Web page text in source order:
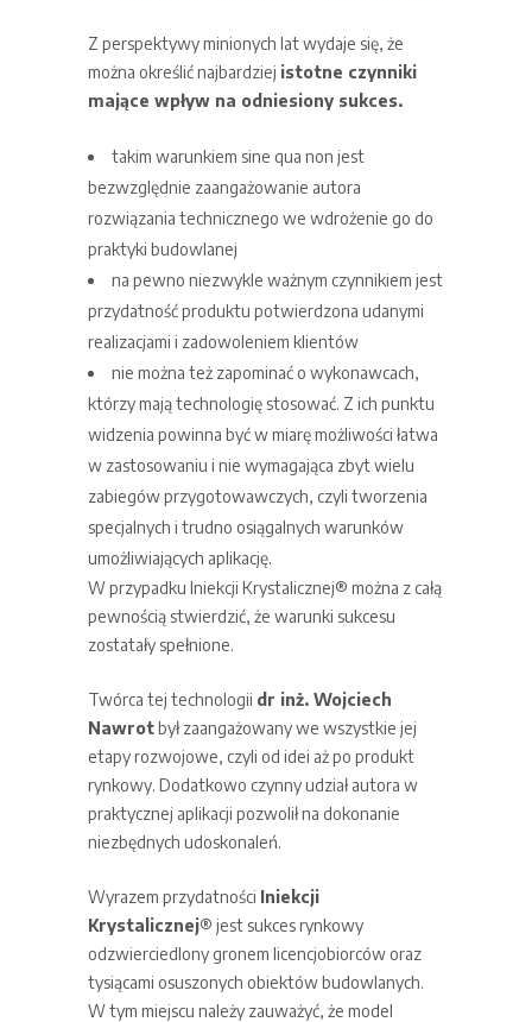
Z perspektywy minionych lat wydaje się, że
można określić najbardziej istotne czynniki
mające wpływ na odniesiony sukces.
takim warunkiem sine qua non jest
bezwzględnie zaangażowanie autora
rozwiązania technicznego we wdrożenie go do
praktyki budowlanej
na pewno niezwykle ważnym czynnikiem jest
przydatność produktu potwierdzona udanymi
realizacjami i zadowoleniem klientów
nie można też zapominać o wykonawcach,
którzy mają technologię stosować. Z ich punktu
widzenia powinna być w miarę możliwości łatwa
w zastosowaniu i nie wymagająca zbyt wielu
zabiegów przygotowawczych, czyli tworzenia
specjalnych i trudno osiągalnych warunków
umożliwiających aplikację.
W przypadku Iniekcji Krystalicznej® można z całą
pewnością stwierdzić, że warunki sukcesu
zostatały spełnione.
Twórca tej technologii dr inż. Wojciech
Nawrotbył zaangażowany we wszystkie jej
etapy rozwojowe, czyli od idei aż po produkt
rynkowy. Dodatkowo czynny udział autora w
praktycznej aplikacji pozwolił na dokonanie
niezbędnych udoskonaleń.
Wyrazem przydatności Iniekcji
Krystalicznej® jest sukces rynkowy
odzwierciedlony gronem licencjobiorców oraz
tysiącami osuszonych obiektów budowlanych.
W tym miejscu należy zauważyć, że model